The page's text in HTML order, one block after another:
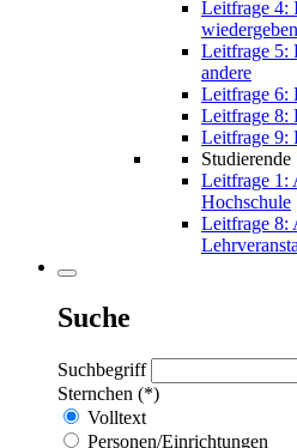
Leitfrage 4:
wiedergeben
Leitfrage 5:
andere
Leitfrage 6:
Leitfrage 8:
Leitfrage 9:
Studierende
Leitfrage 1:
Hochschule
Leitfrage 8:
Suche
Suchbegriff
Sternchen (*)
Volltext
Personen/Einrichtungen